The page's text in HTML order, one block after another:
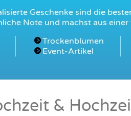
Geschenke sind die
Note und machst aus
Trockenblumen
Event-Artikel
&